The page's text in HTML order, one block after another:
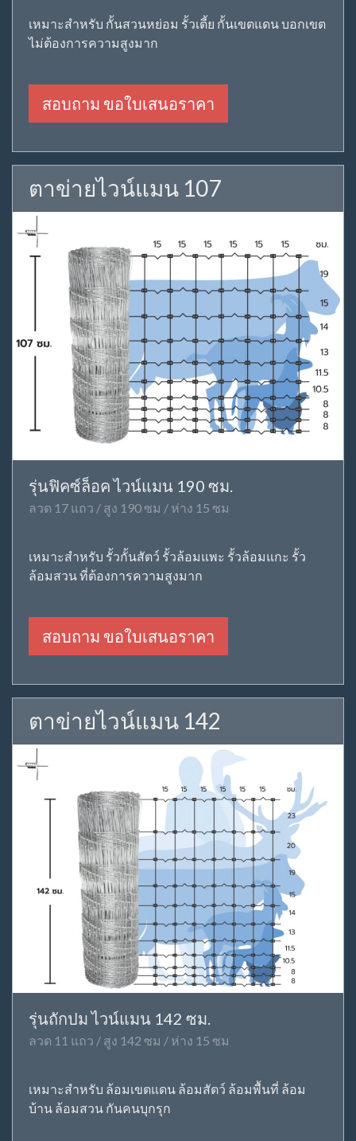
เหมาะสำหรับ กั้นสวนหย่อม รั้วเตี้ย กั้นเขตแดน บอกเขต
ไม่ต้องการความสูงมาก
สอบถาม ขอใบเสนอราคา
ตาข่ายไวน์แมน 107
รุ่นฟิคซ์ล็อค ไวน์แมน 190 ซม.
ลวด 17 แถว / สูง 190 ซม / ห่าง 15 ซม
เหมาะสำหรับ รั้วกั้นสัตว์ รั้วล้อมแพะ รั้วล้อมแกะ รั้ว
ล้อมสวน ที่ต้องการความสูงมาก
สอบถาม ขอใบเสนอราคา
ตาข่ายไวน์แมน 142
รุ่นถักปม ไวน์แมน 142 ซม.
ลวด 11 แถว / สูง 142 ซม / ห่าง 15 ซม
เหมาะสำหรับ ล้อมเขตแดน ล้อมสัตว์ ล้อมพื้นที่ ล้อม
บ้าน ล้อมสวน กันคนบุกรุก